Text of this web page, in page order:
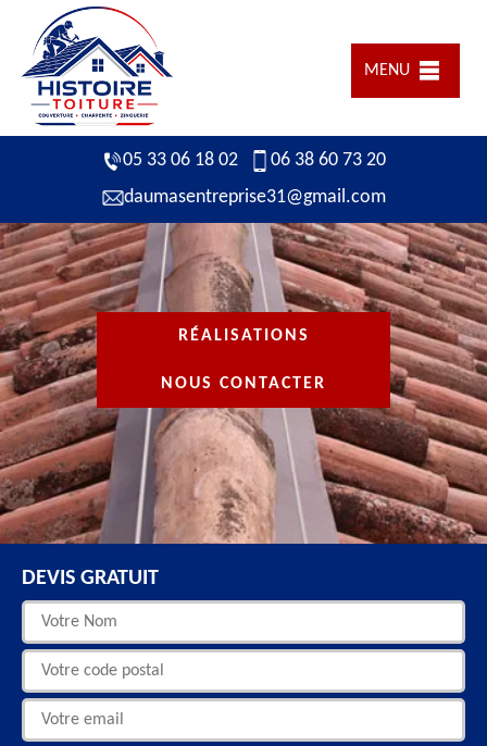
MENU
05 33 06 18 02
06 38 60 73 20
daumasentreprise31@gmail.com
RÉALISATIONS
NOUS CONTACTER
DEVIS GRATUIT